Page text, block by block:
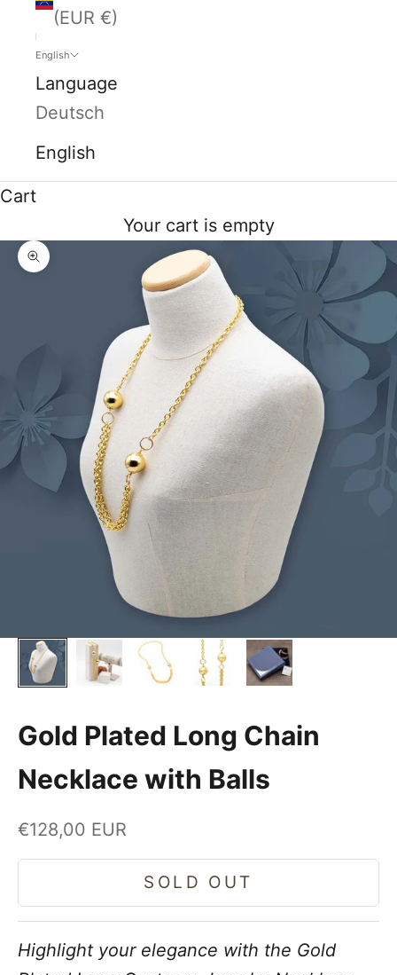
(EUR €)
English
Language
Deutsch
English
Cart
Your cart is empty
Zoom picture
Gold Plated Long Chain
Necklace with Balls
Sale price
€128,00 EUR
SOLD OUT
Highlight your elegance with the Gold